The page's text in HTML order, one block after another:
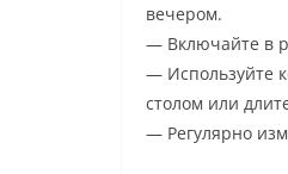
вечером.
— Включайте в
— Используйте
столом или
— Регулярно